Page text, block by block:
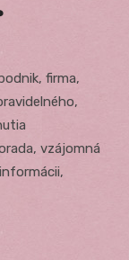
firma,
vzájomná